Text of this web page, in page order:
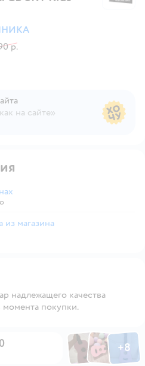
р.
на сайте»
из магазина
надлежащего качества
покупки.
0 ФотоФотоФото
+8
Открыть